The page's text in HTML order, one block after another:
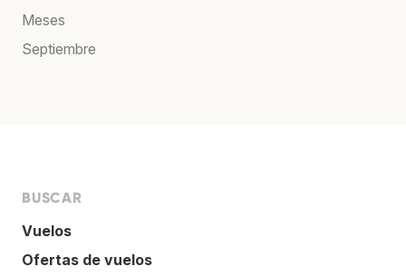
Meses
Septiembre
BUSCAR
Vuelos
Ofertas de vuelos